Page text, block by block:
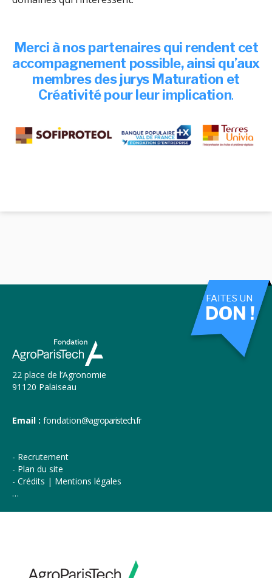
Merci à nos partenaires qui rendent cet
accompagnement possible, ainsi qu’aux
membres des jurys Maturation et
Créativité pour leur implication.
22 place de l’Agronomie
91120 Palaiseau
Email : fondation@agroparistech.fr
Recrutement
Plan du site
Crédits | Mentions légales
…
FAITES UN
DON !